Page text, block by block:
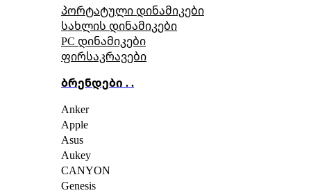
პორტატული დინამიკები
სახლის დინამიკები
PC დინამიკები
ფირსაკრავები
ბრენდები . .
Anker
Apple
Asus
Aukey
CANYON
Genesis